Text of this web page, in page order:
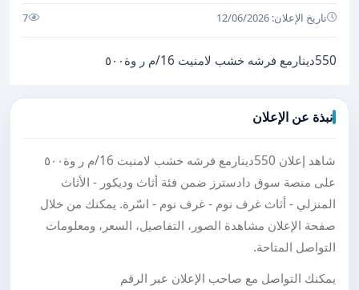
تاريخ الإعلان: 12/06/2026 7
550دينارمع فرشه خشب لامنيت 16/م ر وة٥٠٠
نبذة عن الإعلان
شاهد إعلان 550دينارمع فرشه خشب لامنيت 16/م ر وة٥٠٠
على منصة سوق دادسترز ضمن فئة أثاث وديكور - الأثاث
المنزلي - أثاث غرف نوم - غرف نوم - اسّرة. يمكنك من خلال
صفحة الإعلان مشاهدة الصور، التفاصيل، السعر، ومعلومات
التواصل المتاحة.
يمكنك التواصل مع صاحب الإعلان عبر الرقم